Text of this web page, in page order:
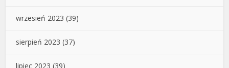
wrzesień 2023 (39)
sierpień 2023 (37)
lipiec 2023 (39)